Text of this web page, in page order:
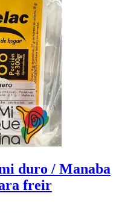
duro / Manaba
freir